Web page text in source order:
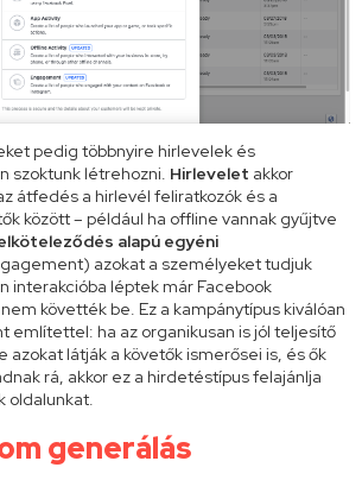
pedig többnyire hirlevelek és
szoktunk létrehozni. Hirlevelet akkor
átfedés a hirlevél feliratkozók és a
között – például ha offline vannak gyűjtve
alapú egyéni
azokat a személyeket tudjuk
interakcióba léptek már Facebook
követték be. Ez a kampánytípus kiválóan
említettel: ha az organikusan is jól teljesítő
azokat látják a követők ismerősei is, és ők
rá, akkor ez a hirdetéstípus felajánlja
oldalunkat.
generálás